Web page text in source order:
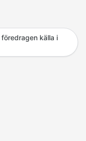
källa i